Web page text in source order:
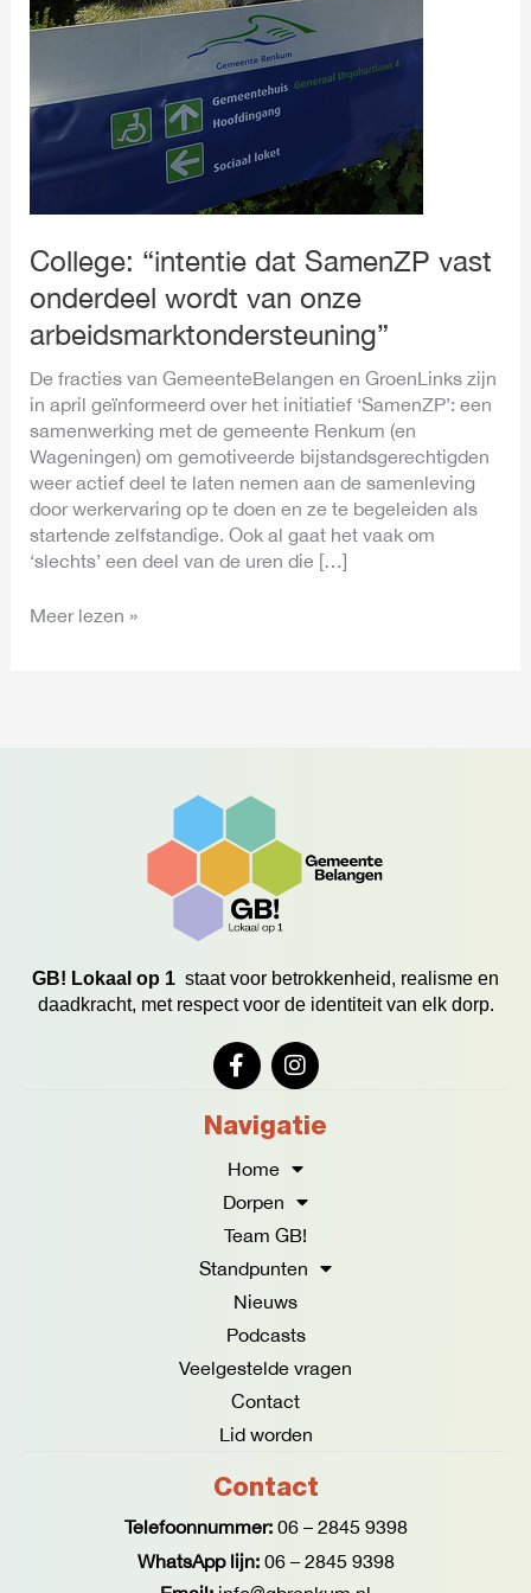
College: “intentie dat SamenZP vast
onderdeel wordt van onze
arbeidsmarktondersteuning”
De fracties van GemeenteBelangen en GroenLinks zijn
in april geïnformeerd over het initiatief ‘SamenZP’: een
samenwerking met de gemeente Renkum (en
Wageningen) om gemotiveerde bijstandsgerechtigden
weer actief deel te laten nemen aan de samenleving
door werkervaring op te doen en ze te begeleiden als
startende zelfstandige. Ook al gaat het vaak om
‘slechts’ een deel van de uren die […]
“intentie
vast
onderdeel
van
Meer lezen »
GB! Lokaal op 1 staat voor betrokkenheid, realisme en
daadkracht, met respect voor de identiteit van elk dorp.
F
a
e
o
o
k
-
f
I
n
t
g
r
m
Navigatie
Home
Dorpen
Team GB!
Standpunten
Nieuws
Podcasts
Veelgestelde vragen
Contact
Lid worden
Contact
Telefoonnummer: 06 – 2845 9398
WhatsApp lijn: 06 – 2845 9398